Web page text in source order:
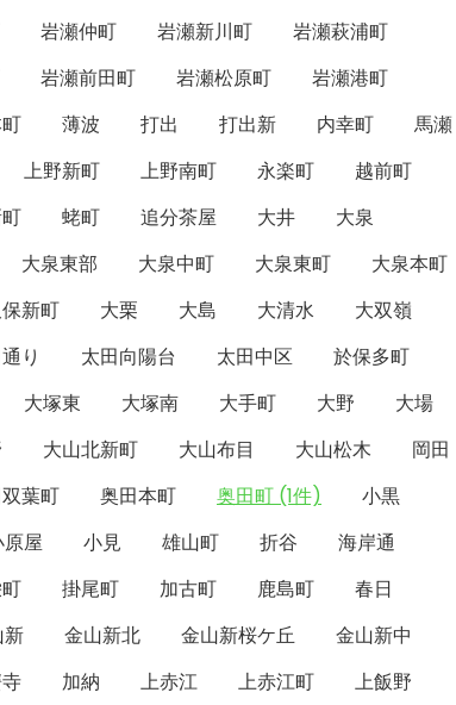
岩瀬仲町 岩瀬新川町
岩瀬萩浦町
岩瀬前田町 岩瀬松原町
岩瀬港町
薄波 打出 打出新 内幸町
馬瀬
上野新町 上野南町 永楽町
越前町
蛯町 追分茶屋 大井
大泉
大泉東部 大泉中町 大泉東町
大泉本町
新町 大栗 大島 大清水
大双嶺
り 太田向陽台 太田中区
於保多町
大塚東 大塚南 大手町 大野
大場
大山北新町 大山布目 大山松木
岡田
葉町 奥田本町 奥田町 (1件)
小黒
原屋 小見 雄山町 折谷
海岸通
掛尾町 加古町 鹿島町
春日
新 金山新北 金山新桜ケ丘
金山新中
加納 上赤江 上赤江町
上飯野